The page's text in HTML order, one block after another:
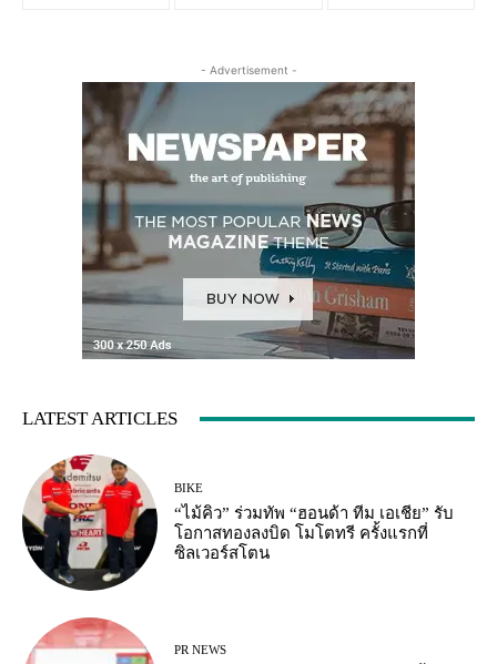
- Advertisement -
LATEST ARTICLES
BIKE
“ไม้คิว” ร่วมทัพ “ฮอนด้า ทีม เอเชีย” รับ
โอกาสทองลงบิด โมโตทรี ครั้งแรกที่
ซิลเวอร์สโตน
PR NEWS